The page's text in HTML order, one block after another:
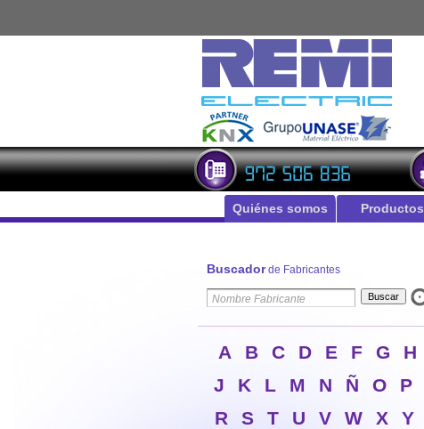
Quiénes somos Productos
Buscadorde Fabricantes
A B C D E F G H
J
K L M N Ñ O P
R
S T U V W X Y